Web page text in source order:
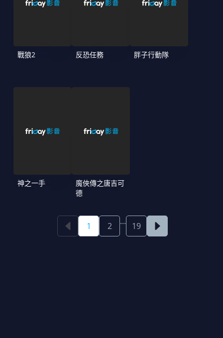
戰狼2 反恐任務 胖子行動隊
神之一手
魔俠傳之唐吉可
德
1 2 ... 19